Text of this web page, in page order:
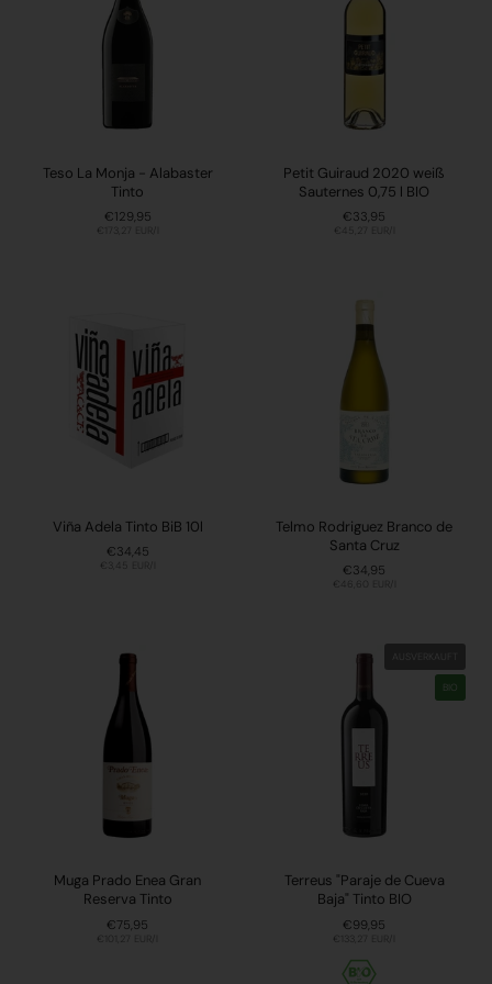
Teso La Monja - Alabaster
Tinto
Preis:
€129,95
Stückpreis:
€173,27 EUR/l
Petit Guiraud 2020 weiß
Sauternes 0,75 l BIO
Preis:
€33,95
Stückpreis:
€45,27 EUR/l
Viña Adela Tinto BiB 10l
Preis:
€34,45
Stückpreis:
€3,45 EUR/l
Telmo Rodriguez Branco de
Santa Cruz
Preis:
€34,95
Stückpreis:
€46,60 EUR/l
Muga Prado Enea Gran
Reserva Tinto
Preis:
€75,95
Stückpreis:
€101,27 EUR/l
Terreus "Paraje de Cueva
Baja" Tinto BIO
Preis:
€99,95
Stückpreis:
€133,27 EUR/l
BIO